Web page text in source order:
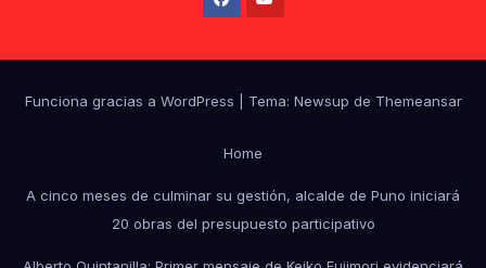
Funciona gracias a WordPress Tema: Newsup de Themeansar
Home
A cinco meses de culminar su gestión, alcalde de Puno iniciará
20 obras del presupuesto participativo